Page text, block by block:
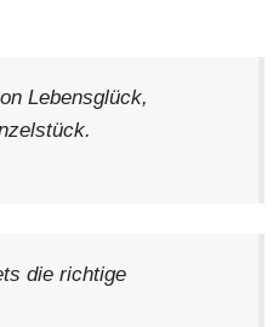
Lebensglück,
die richtige